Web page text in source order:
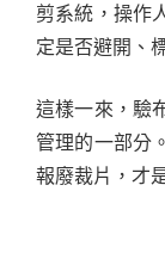
剪系統，操作
定是否避開、
這樣一來，驗
管理的一部分
報廢裁片，才